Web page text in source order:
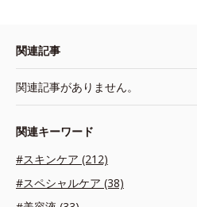
関連記事
関連記事がありません。
関連キーワード
#スキンケア (212)
#スペシャルケア (38)